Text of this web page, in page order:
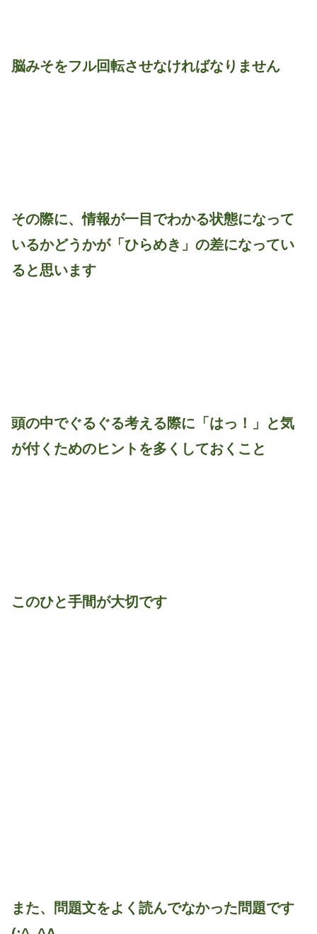
脳みそをフル回転させなければなりません
その際に、情報が一目でわかる状態になって
いるかどうかが「ひらめき」の差になってい
ると思います
頭の中でぐるぐる考える際に「はっ！」と気
が付くためのヒントを多くしておくこと
このひと手間が大切です
また、問題文をよく読んでなかった問題です